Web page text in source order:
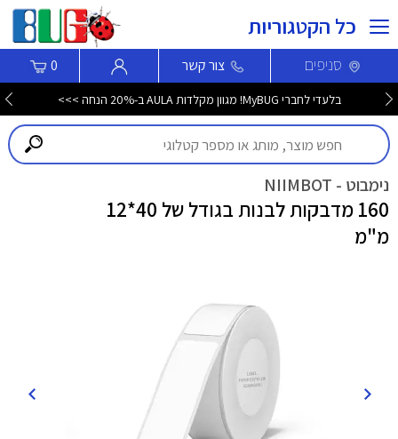
כל הקטגוריות
סניפים צור קשר 0
בלעדי לחברי MyBUG! מגוון מקלדות AULA ב-20% הנחה >>>
נימבוט - NIIMBOT
160 מדבקות לבנות בגודל של 40*12
מ"מ